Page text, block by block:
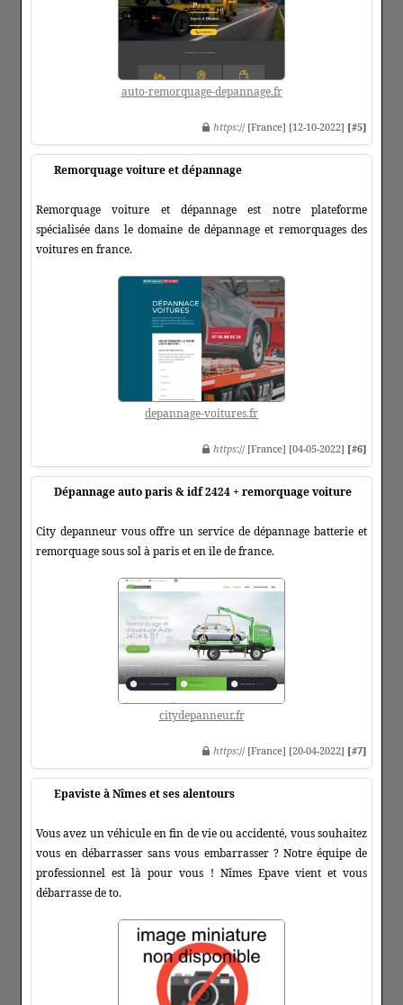
auto-remorquage-depannage.fr
https:// [France] [12-10-2022] [#5]
Remorquage voiture et dépannage
Remorquage voiture et dépannage est notre plateforme
spécialisée dans le domaine de dépannage et remorquages des
voitures en france.
depannage-voitures.fr
https:// [France] [04-05-2022] [#6]
Dépannage auto paris & idf 2424 + remorquage voiture
City depanneur vous offre un service de dépannage batterie et
remorquage sous sol à paris et en ile de france.
citydepanneur.fr
https:// [France] [20-04-2022] [#7]
Epaviste à Nîmes et ses alentours
Vous avez un véhicule en fin de vie ou accidenté, vous souhaitez
vous en débarrasser sans vous embarrasser ? Notre équipe de
professionnel est là pour vous ! Nîmes Epave vient et vous
débarrasse de to.